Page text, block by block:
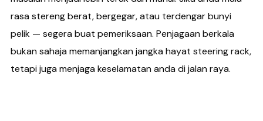
rasa stereng berat, bergegar, atau terdengar bunyi
pelik — segera buat pemeriksaan. Penjagaan berkala
bukan sahaja memanjangkan jangka hayat steering rack,
tetapi juga menjaga keselamatan anda di jalan raya.